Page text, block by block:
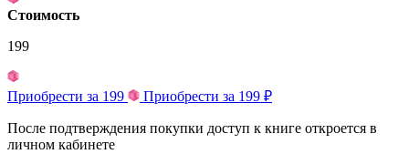
Стоимость
199
Приобрести за 199 Приобрести за 199 ₽
После подтверждения покупки доступ к книге откроется в
личном кабинете